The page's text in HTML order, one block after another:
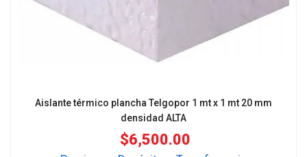
Aislante térmico plancha Telgopor 1 mt x 1 mt 20 mm
densidad ALTA
$6,500.00